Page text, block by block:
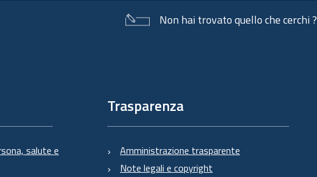
Non hai trovato quello che cerchi ?
salute e
Trasparenza
Amministrazione trasparente
Note legali e copyright